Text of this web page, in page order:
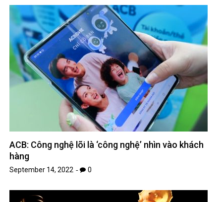
ACB: Công nghệ lõi là ‘công nghệ’ nhìn vào khách
hàng
September 14, 2022 0